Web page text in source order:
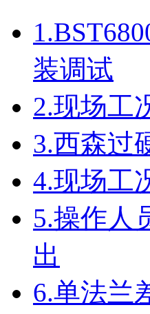
1.
装调试
2.现场工
3.西森过
4.现场工
5.操作人
出
6.单法兰